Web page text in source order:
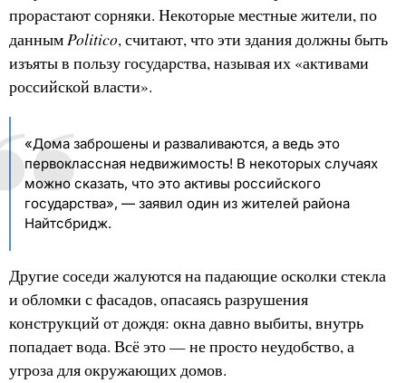
прорастают сорняки. Некоторые местные жители, по
даннымPolitico, считают, что эти здания должны быть
изъяты в пользу государства, называя их «активами
российской власти».
«Дома заброшены и разваливаются, а ведь это
первоклассная недвижимость! В некоторых случаях
можно сказать, что это активы российского
государства», — заявил один из жителей района
Найтсбридж.
Другие соседи жалуются на падающие осколки стекла
и обломки с фасадов, опасаясь разрушения
конструкций от дождя: окна давно выбиты, внутрь
попадает вода. Всё это — не просто неудобство, а
угроза для окружающих домов.